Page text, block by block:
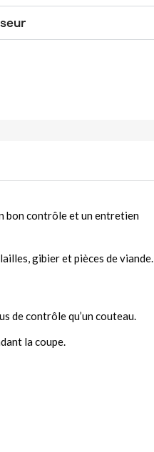
bon contrôle et un entretien
gibier et pièces de viande.
de contrôle qu’un couteau.
la coupe.